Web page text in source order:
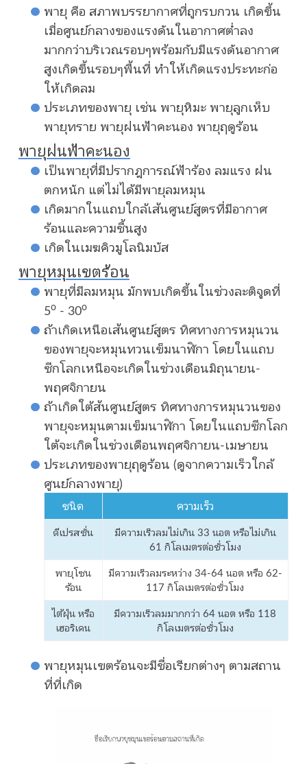
พายุ คือ สภาพบรรยากาศที่ถูกรบกวน เกิดขึ้น
เมื่อศูนย์กลางของแรงดันในอากาศต่ำลง
มากกว่าบริเวณรอบๆพร้อมกับมีแรงดันอากาศ
สูงเกิดขึ้นรอบๆพื้นที่ ทำให้เกิดแรงประทะก่อ
ให้เกิดลม
ประเภทของพายุ เช่น พายุหิมะ พายุลูกเห็บ
พายุทราย พายุฝนฟ้าคะนอง พายุฤดูร้อน
พายุฝนฟ้าคะนอง
เป็นพายุที่มีปรากฎการณ์ฟ้าร้อง ลมแรง ฝน
ตกหนัก แต่ไม่ได้มีพายุลมหมุน
เกิดมากในแถบใกล้เส้นศูนย์สูตรที่มีอากาศ
ร้อนและความชื้นสูง
เกิดในเมฆคิวมูโลนิมบัส
พายุหมุนเขตร้อน
พายุที่มีลมหมุน มักพบเกิดขึ้นในช่วงละติจูดที่
5o- 30o
ถ้าเกิดเหนือเส้นศูนย์สูตร ทิศทางการหมุนวน
ของพายุจะหมุนทวนเข็มนาฬิกา โดยในแถบ
ซีกโลกเหนือจะเกิดในช่วงเดือนมิถุนายน-
พฤศจิกายน
ถ้าเกิดใต้ส้นศูนย์สูตร ทิศทางการหมุนวนของ
พายุจะหมุนตามเข็มนาฬิกา โดยในแถบซีกโลก
ใต้จะเกิดในช่วงเดือนพฤศจิกายน-เมษายน
ประเภทของพายุฤดูร้อน (ดูจากความเร็วใกล้
ศูนย์กลางพายุ)
ชนิด ความเร็ว
ดีเปรสชั่น
มีความเร็วลมไม่เกิน 33 นอต หรือไม่เกิน
61 กิโลเมตรต่อชั่วโมง
พายุโซน
ร้อน
มีความเร็วลมระหว่าง 34-64 นอต หรือ 62-
117 กิโลเมตรต่อชั่วโมง
ไต้ฝุ่น หรือ
เฮอริเคน
มีความเร็วลมมากกว่า 64 นอต หรือ 118
กิโลเมตรต่อชั่วโมง
พายุหมุนเขตร้อนจะมีชื่อเรียกต่างๆ ตามสถาน
ที่ที่เกิด